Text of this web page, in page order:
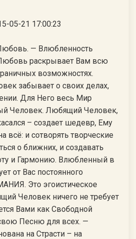
05-21 17:00:23
— Влюбленность
раскрывает Вам всю
возможностях.
забывает о своих делах,
Для Него весь Мир
Человек. Любящий Человек,
– создает шедевр, Ему
всё: и сотворять творческие
о ближних, и создавать
и Гармонию. Влюбленный в
от Вас постоянного
Это эгоистическое
Человек ничего не требует
Вами как Свободной
Песню для всех. —
на Страсти – на